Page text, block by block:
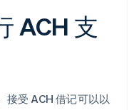
ACH 支
受 ACH 借记可以以